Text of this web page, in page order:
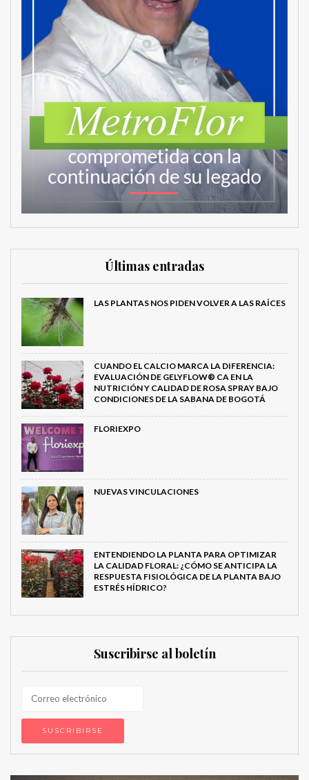
Últimas entradas
LAS PLANTAS NOS PIDEN VOLVER A LAS RAÍCES
CUANDO EL CALCIO MARCA LA DIFERENCIA:
EVALUACIÓN DE GELYFLOW® CA EN LA
NUTRICIÓN Y CALIDAD DE ROSA SPRAY BAJO
CONDICIONES DE LA SABANA DE BOGOTÁ
FLORIEXPO
NUEVAS VINCULACIONES
ENTENDIENDO LA PLANTA PARA OPTIMIZAR
LA CALIDAD FLORAL: ¿CÓMO SE ANTICIPA LA
RESPUESTA FISIOLÓGICA DE LA PLANTA BAJO
ESTRÉS HÍDRICO?
Suscribirse al boletín